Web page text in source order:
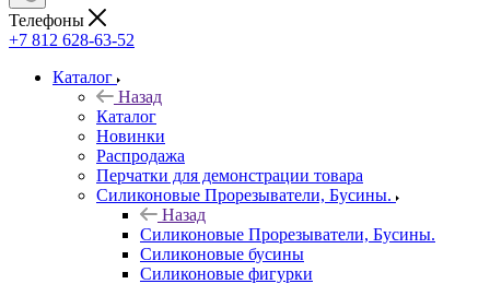
Телефоны
+7 812 628-63-52
Каталог
Назад
Каталог
Новинки
Распродажа
Перчатки для демонстрации товара
Силиконовые Прорезыватели, Бусины.
Назад
Силиконовые Прорезыватели, Бусины.
Силиконовые бусины
Силиконовые фигурки